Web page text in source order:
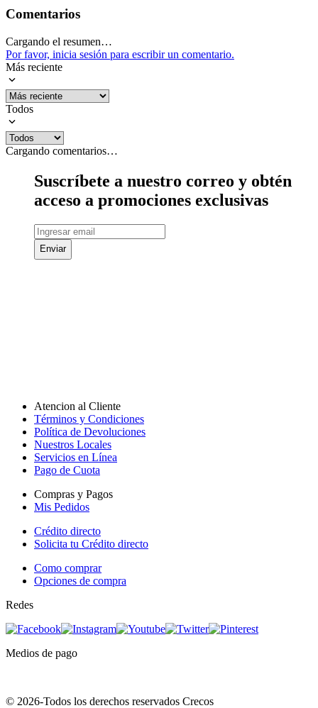
Comentarios
Cargando el resumen…
Por favor, inicia sesión para escribir un comentario.
Más reciente
Todos
Cargando comentarios…
Suscríbete a nuestro correo y obtén
acceso a promociones exclusivas
Enviar
Atencion al Cliente
Términos y Condiciones
Política de Devoluciones
Nuestros Locales
Servicios en Línea
Pago de Cuota
Compras y Pagos
Mis Pedidos
Crédito directo
Solicita tu Crédito directo
Como comprar
Opciones de compra
Redes
Medios de pago
© 2026-Todos los derechos reservados Crecos